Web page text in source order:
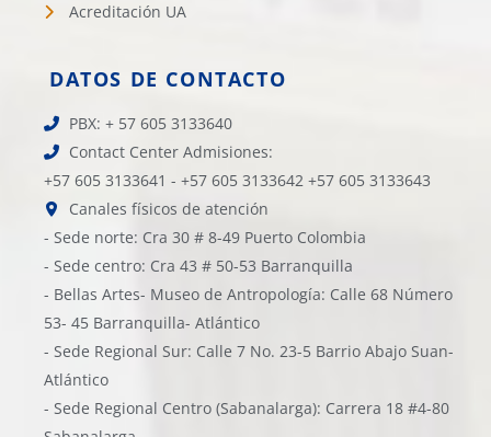
Acreditación UA
DATOS DE CONTACTO
PBX: + 57 605 3133640
Contact Center Admisiones:
+57 605 3133641 - +57 605 3133642 +57 605 3133643
Canales físicos de atención
- Sede norte: Cra 30 # 8-49 Puerto Colombia
- Sede centro: Cra 43 # 50-53 Barranquilla
- Bellas Artes- Museo de Antropología: Calle 68 Número
53- 45 Barranquilla- Atlántico
- Sede Regional Sur: Calle 7 No. 23-5 Barrio Abajo Suan-
Atlántico
- Sede Regional Centro (Sabanalarga): Carrera 18 #4-80